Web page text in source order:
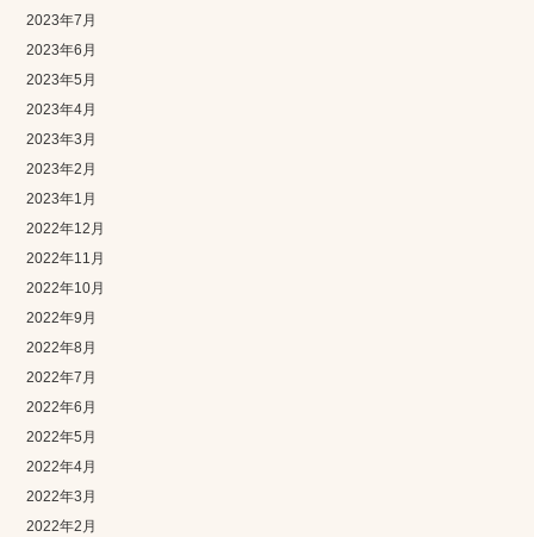
2023年7月
2023年6月
2023年5月
2023年4月
2023年3月
2023年2月
2023年1月
2022年12月
2022年11月
2022年10月
2022年9月
2022年8月
2022年7月
2022年6月
2022年5月
2022年4月
2022年3月
2022年2月